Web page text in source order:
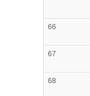
66
67
68